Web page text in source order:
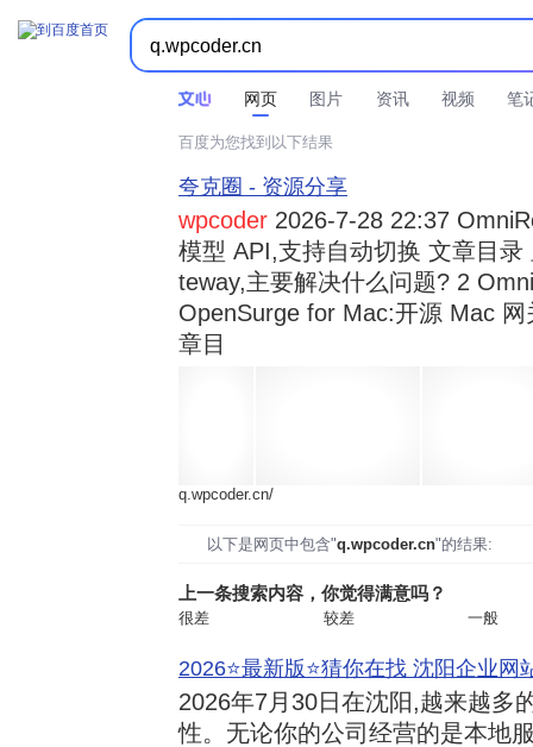
网页 图片 资讯 视频 笔
时间不限  所有网页和文件  站点内检索 
百度为您找到以下结果
夸克圈 - 资源分享
wpcoder 2026-7-28 22:37
模型 API,支持自动切换 文章目
teway,主要解决什么问题? 2
OpenSurge for Mac:开源 Mac
章目
q.wpcoder.cn/
以下是网页中包含"q.wpcoder.cn"的结果:
上一条搜索内容，你觉得满意吗？
很差 较差 一般
2026⭐️最新版⭐️猜你在找 沈阳企业网
2026年7月30日在沈阳,越来越多
性。无论你的公司经营的是本地